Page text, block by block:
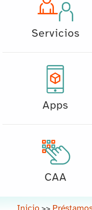
Servicios
Apps
CAA